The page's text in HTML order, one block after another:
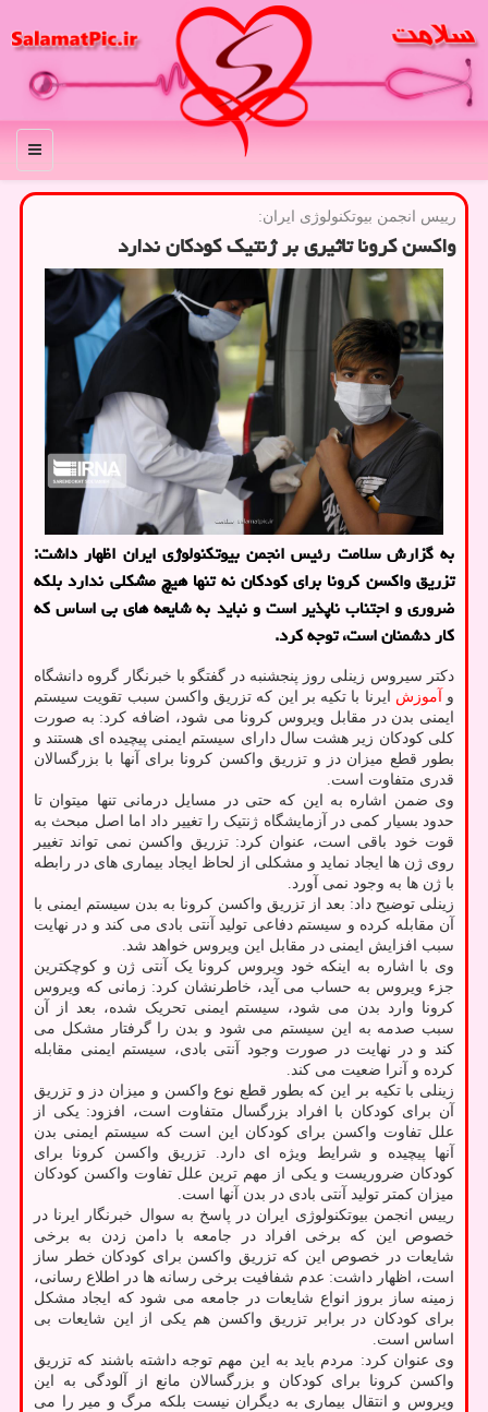
منو
رییس انجمن بیوتكنولوژی ایران:
واکسن کرونا تاثیری بر ژنتیک کودکان ندارد
به گزارش سلامت رئیس انجمن بیوتکنولوژی ایران اظهار داشت:
تزریق واکسن کرونا برای کودکان نه تنها هیچ مشکلی ندارد بلکه
ضروری و اجتناب ناپذیر است و نباید به شایعه های بی اساس که
کار دشمنان است، توجه کرد.
دکتر سیروس زینلی روز پنجشنبه در گفتگو با خبرنگار گروه دانشگاه
و
آموزش ایرنا با تکیه بر این که تزریق واکسن سبب تقویت سیستم
ایمنی بدن در مقابل ویروس کرونا می شود، اضافه کرد: به صورت
کلی کودکان زیر هشت سال دارای سیستم ایمنی پیچیده ای هستند و
بطور قطع میزان دز و تزریق واکسن کرونا برای آنها با بزرگسالان
قدری متفاوت است.
وی ضمن اشاره به این که حتی در مسایل درمانی تنها میتوان تا
حدود بسیار کمی در آزمایشگاه ژنتیک را تغییر داد اما اصل مبحث به
قوت خود باقی است، عنوان کرد: تزریق واکسن نمی تواند تغییر
روی ژن ها ایجاد نماید و مشکلی از لحاظ ایجاد بیماری های در رابطه
با ژن ها به وجود نمی آورد.
زینلی توضیح داد: بعد از تزریق واکسن کرونا به بدن سیستم ایمنی با
آن مقابله کرده و سیستم دفاعی تولید آنتی بادی می کند و در نهایت
سبب افزایش ایمنی در مقابل این ویروس خواهد شد.
وی با اشاره به اینکه خود ویروس کرونا یک آنتی ژن و کوچکترین
جزء ویروس به حساب می آید، خاطرنشان کرد: زمانی که ویروس
کرونا وارد بدن می شود، سیستم ایمنی تحریک شده، بعد از آن
سبب صدمه به این سیستم می شود و بدن را گرفتار مشکل می
کند و در نهایت در صورت وجود آنتی بادی، سیستم ایمنی مقابله
کرده و آنرا ضعیت می کند.
زینلی با تکیه بر این که بطور قطع نوع واکسن و میزان دز و تزریق
آن برای کودکان با افراد بزرگسال متفاوت است، افزود: یکی از
علل تفاوت واکسن برای کودکان این است که سیستم ایمنی بدن
آنها پیچیده و شرایط ویژه ای دارد. تزریق واکسن کرونا برای
کودکان ضروریست و یکی از مهم ترین علل تفاوت واکسن کودکان
میزان کمتر تولید آنتی بادی در بدن آنها است.
رییس انجمن بیوتکنولوژی ایران در پاسخ به سوال خبرنگار ایرنا در
خصوص این که برخی افراد در جامعه با دامن زدن به برخی
شایعات در خصوص این که تزریق واکسن برای کودکان خطر ساز
است، اظهار داشت: عدم شفافیت برخی رسانه ها در اطلاع رسانی،
زمینه ساز بروز انواع شایعات در جامعه می شود که ایجاد مشکل
برای کودکان در برابر تزریق واکسن هم یکی از این شایعات بی
اساس است.
وی عنوان کرد: مردم باید به این مهم توجه داشته باشند که تزریق
واکسن کرونا برای کودکان و بزرگسالان مانع از آلودگی به این
ویروس و انتقال بیماری به دیگران نیست بلکه مرگ و میر را می